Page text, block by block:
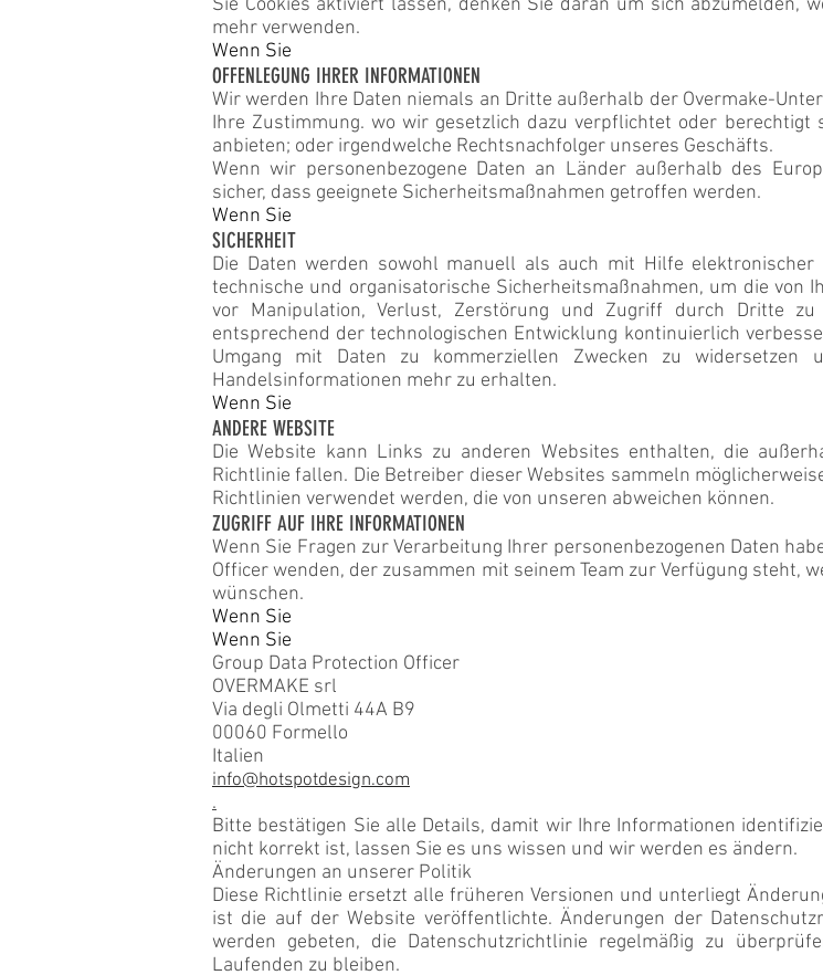
Sie Cookies aktiviert lassen, denken Sie daran um sich abzumelden,
mehr verwenden.
Wenn Sie
OFFENLEGUNG IHRER INFORMATIONEN
Wir werden Ihre Daten niemals an Dritte außerhalb der Overmake-
Ihre Zustimmung. wo wir gesetzlich dazu verpflichtet oder berechtigt
anbieten; oder irgendwelche Rechtsnachfolger unseres Geschäfts.
Wenn wir personenbezogene Daten an Länder außerhalb des
sicher, dass geeignete Sicherheitsmaßnahmen getroffen werden.
Wenn Sie
SICHERHEIT
Die Daten werden sowohl manuell als auch mit Hilfe
technische und organisatorische Sicherheitsmaßnahmen, um die von
vor Manipulation, Verlust, Zerstörung und Zugriff durch Dritte zu
entsprechend der technologischen Entwicklung kontinuierlich
Umgang mit Daten zu kommerziellen Zwecken zu
Handelsinformationen mehr zu erhalten.
Wenn Sie
ANDERE WEBSITE
Die Website kann Links zu anderen Websites enthalten, die
Richtlinie fallen. Die Betreiber dieser Websites sammeln
Richtlinien verwendet werden, die von unseren abweichen können.
ZUGRIFF AUF IHRE INFORMATIONEN
Wenn Sie Fragen zur Verarbeitung Ihrer personenbezogenen Daten
Officer wenden, der zusammen mit seinem Team zur Verfügung steht,
wünschen.
Wenn Sie
Wenn Sie
Group Data Protection Officer
OVERMAKE srl
Via degli Olmetti 44A B9
00060 Formello
Italien
info@hotspotdesign.com
.
Bitte bestätigen Sie alle Details, damit wir Ihre Informationen
nicht korrekt ist, lassen Sie es uns wissen und wir werden es ändern.
Änderungen an unserer Politik
Diese Richtlinie ersetzt alle früheren Versionen und unterliegt
ist die auf der Website veröffentlichte. Änderungen der
werden gebeten, die Datenschutzrichtlinie regelmäßig zu
Laufenden zu bleiben.